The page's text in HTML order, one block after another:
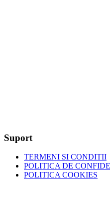
Suport
TERMENI SI CONDITII
POLITICA DE
POLITICA COOKIES